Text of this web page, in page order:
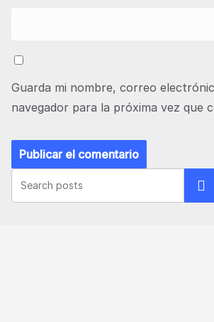
Guarda mi nombre, correo
navegador para la próxima vez que
Buscar